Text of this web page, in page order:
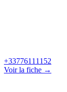
+33776111152
Voir la fiche →